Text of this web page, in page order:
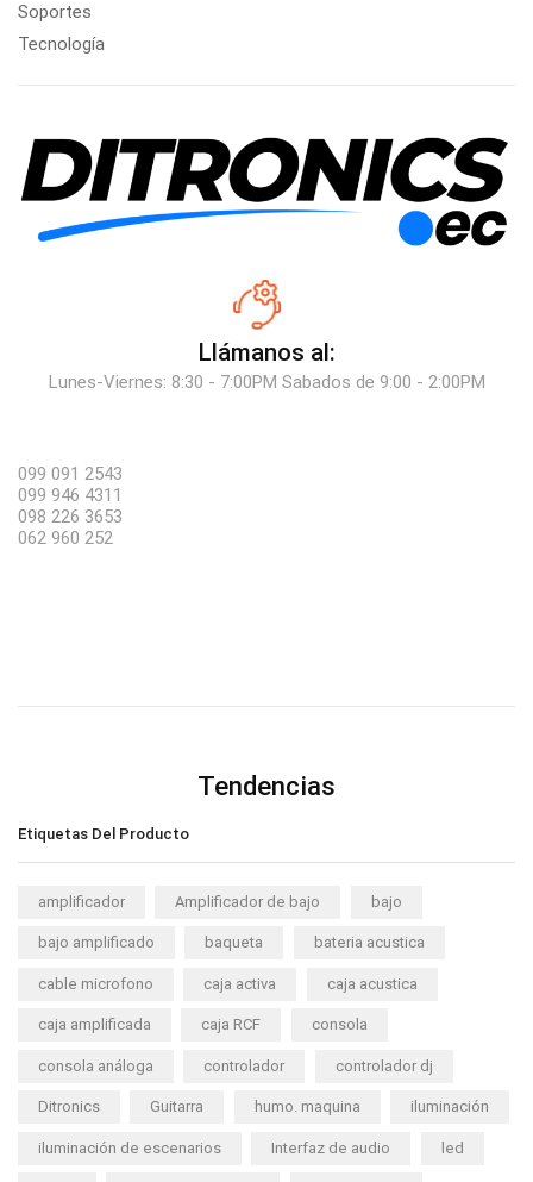
Soportes
Tecnología
Llámanos al:
Lunes-Viernes: 8:30 - 7:00PM Sabados de 9:00 - 2:00PM
099 091 2543
099 946 4311
098 226 3653
062 960 252
Tendencias
Etiquetas Del Producto
amplificador Amplificador de bajo bajo
bajo amplificado baqueta bateria acustica
cable microfono caja activa caja acustica
caja amplificada caja RCF consola
consola análoga controlador controlador dj
Ditronics Guitarra humo. maquina iluminación
iluminación de escenarios Interfaz de audio led